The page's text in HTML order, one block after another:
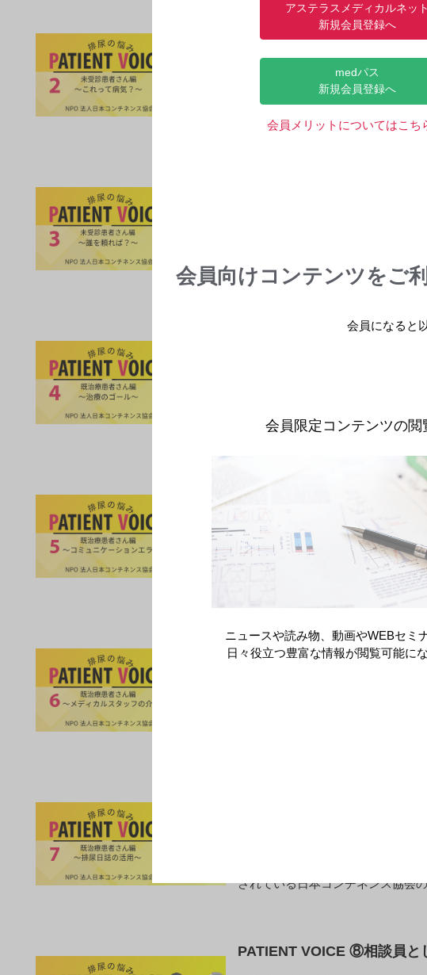
領域情報
PATIENT VOICE ②これって
尿の不具合は歳のせい、「治療
「内科で尿失禁の話をしていいの
れている日本コンチネンス協会の
PATIENT VOICE ④治療のゴ
「完璧に症状を治したい」痛切な
れている日本コンチネンス協会の
PATIENT VOICE ⑤コミュニ
「医師を煩わせてはいけない」、
コンチネンス協会の電話相談員さ
PATIENT VOICE ⑥メディカ
医師の説明を繰り返す、資材の
診断・治療選択・治療効果判定
されている日本コンチネンス協会
PATIENT VOICE ⑧相談員と
アステラスメディカルネット
新規会員登録へ
medパス
新規会員登録へ
会員メリットについてはこち
会員向けコンテンツをご
会員になると
会員限定コンテンツの閲
ニュースや読み物、動画やWEBセミ
日々役立つ豊富な情報が閲覧可能にな